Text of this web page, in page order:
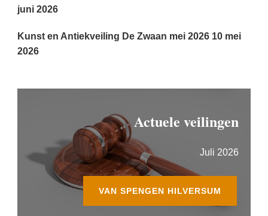
juni 2026
Kunst en Antiekveiling De Zwaan mei 2026 10 mei
2026
Actuele veilingen
Juli 2026
VAN SPENGEN HILVERSUM